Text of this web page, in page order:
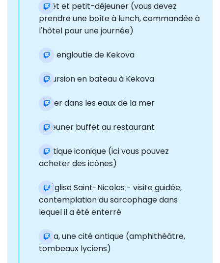
Arrêt et petit-déjeuner (vous devez
prendre une boîte à lunch, commandée à
l'hôtel pour une journée)
Cité engloutie de Kekova
Excursion en bateau à Kekova
Nager dans les eaux de la mer
Déjeuner buffet au restaurant
Boutique iconique (ici vous pouvez
acheter des icônes)
St. Église Saint-Nicolas - visite guidée,
contemplation du sarcophage dans
lequel il a été enterré
Myra, une cité antique (amphithéâtre,
tombeaux lyciens)